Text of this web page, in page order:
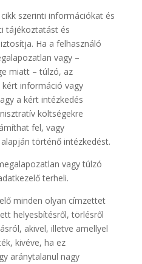
szerinti információkat és
tájékoztatást és
Ha a felhasználó
vagy –
miatt – túlzó, az
információ vagy
a kért intézkedés
költségekre
fel, vagy
történő intézkedést.
vagy túlzó
terheli.
minden olyan címzettet
helyesbítésről, törlésről
akivel, illetve amellyel
kivéve, ha ez
aránytalanul nagy